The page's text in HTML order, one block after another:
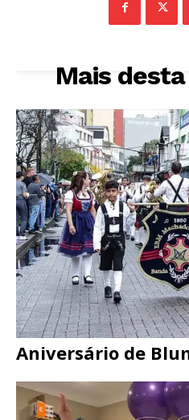
Mais
Aniversário de